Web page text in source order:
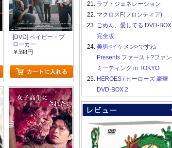
[DVD] ベイビー・ブ
ローカー
￥598円
21. ラブ・ジェネレーション
22. マクロスF(フロンティア)
23. ごめん、愛してる DVD-BOX
完全版
24. 美男<イケメン>ですね
Presents ファースト?ファン
ミーティング in TOKYO
25. HEROES / ヒーローズ 豪華
DVD-BOX 2